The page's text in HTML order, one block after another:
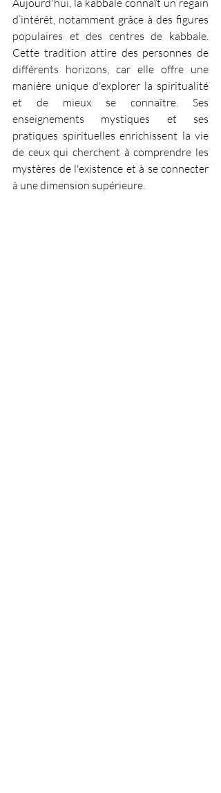
Aujourd'hui, la kabbale connaît un regain
d’intérêt, notamment grâce à des figures
populaires et des centres de kabbale.
Cette tradition attire des personnes de
différents horizons, car elle offre une
manière unique d'explorer la spiritualité
et de mieux se connaître. Ses
enseignements mystiques et ses
pratiques spirituelles enrichissent la vie
de ceux qui cherchent à comprendre les
mystères de l'existence et à se connecter
à une dimension supérieure.